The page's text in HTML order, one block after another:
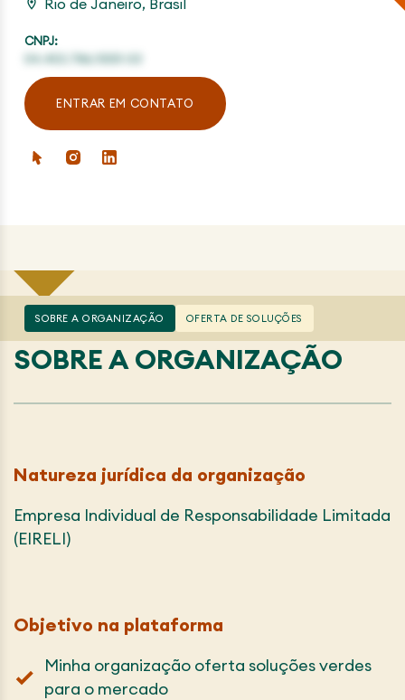
Rio de Janeiro, Brasil
CNPJ:
04.453.786/0001-53
ENTRAR EM CONTATO
SOBRE A ORGANIZAÇÃO OFERTA DE SOLUÇÕES
SOBRE A ORGANIZAÇÃO
Natureza jurídica da organização
Empresa Individual de Responsabilidade Limitada
(EIRELI)
Objetivo na plataforma
Minha organização oferta soluções verdes
para o mercado